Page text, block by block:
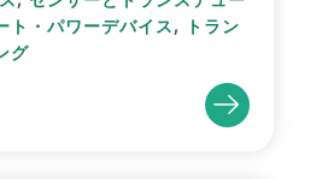
ト・パワーデバイス,
トラン
グ